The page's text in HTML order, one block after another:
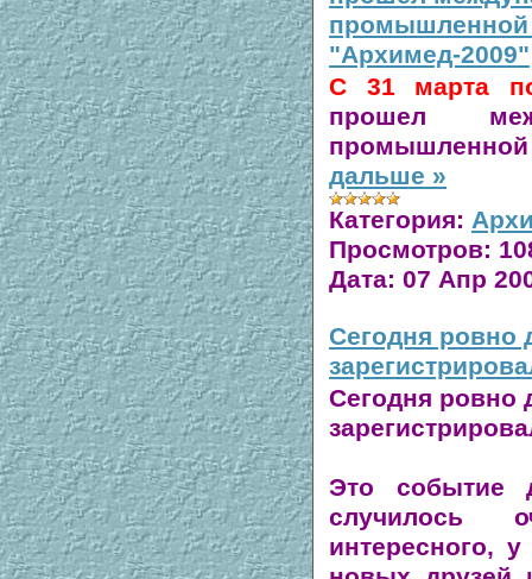
промышленной
"Архимед-2009"
C 31 марта
прошел
дальше »
Категория:
Просмотров:
Дата: 07 Апр
Cегодня ровно
Cегодня ровно
Это событие
случилось
интересного,